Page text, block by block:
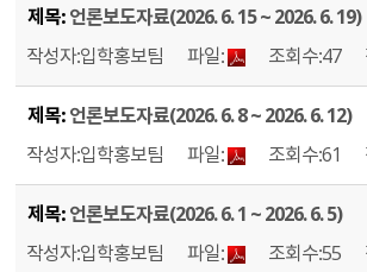
언론보도자료(2026. 6. 15 ~ 2026. 6. 19)
입학홍보팀
47
언론보도자료(2026. 6. 8 ~ 2026. 6. 12)
입학홍보팀
61
언론보도자료(2026. 6. 1 ~ 2026. 6. 5)
입학홍보팀
55